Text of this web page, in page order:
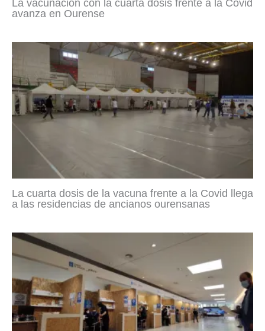
La vacunación con la cuarta dosis frente a la Covid
avanza en Ourense
La cuarta dosis de la vacuna frente a la Covid llega
a las residencias de ancianos ourensanas